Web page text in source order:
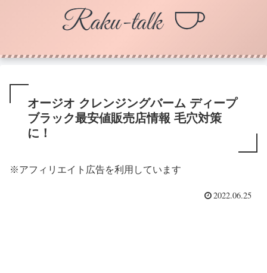
オージオ クレンジングバーム ディープ
ブラック最安値販売店情報 毛穴対策
に！
※アフィリエイト広告を利用しています
2022.06.25